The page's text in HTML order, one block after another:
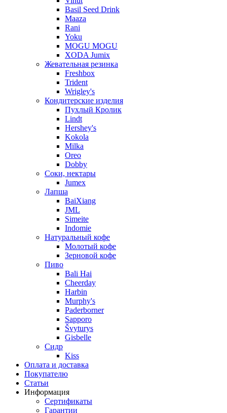
Basil Seed Drink
Maaza
Rani
Yoku
MOGU MOGU
XODA Jumix
Жевательная резинка
Freshbox
Trident
Wrigley's
Кондитерские изделия
Пухлый Кролик
Lindt
Hershey's
Kokola
Milka
Oreo
Dobby
Соки, нектары
Jumex
Лапша
BaiXiang
JML
Simeite
Indomie
Натуральный кофе
Молотый кофе
Зерновой кофе
Пиво
Bali Hai
Cheerday
Harbin
Murphy's
Paderborner
Sapporo
Švyturys
Gisbelle
Сидр
Kiss
Оплата и доставка
Покупателю
Статьи
Информация
Сертификаты
Гарантии